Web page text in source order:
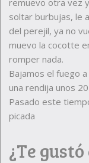
remuevo otra vez
soltar burbujas, le
del perejil, ya no
muevo la cocotte
romper nada.
Bajamos el fuego
una rendija unos
Pasado este
picada
¿Te